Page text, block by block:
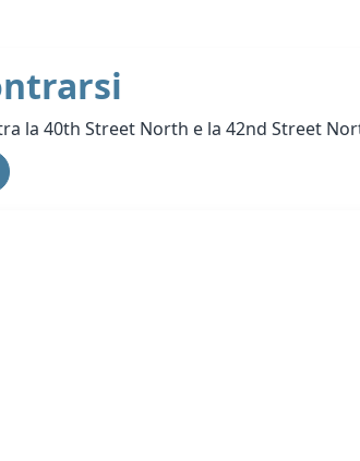
la 40th Street North e la 42nd Street